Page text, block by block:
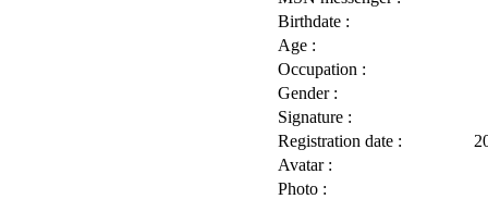
Birthdate :
Age :
Occupation :
Gender :
Signature :
Registration date :
Avatar :
Photo :